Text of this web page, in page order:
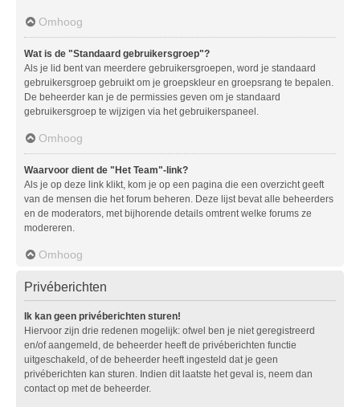
Omhoog
Wat is de "Standaard gebruikersgroep"?
Als je lid bent van meerdere gebruikersgroepen, word je standaard
gebruikersgroep gebruikt om je groepskleur en groepsrang te bepalen.
De beheerder kan je de permissies geven om je standaard
gebruikersgroep te wijzigen via het gebruikerspaneel.
Omhoog
Waarvoor dient de "Het Team"-link?
Als je op deze link klikt, kom je op een pagina die een overzicht geeft
van de mensen die het forum beheren. Deze lijst bevat alle beheerders
en de moderators, met bijhorende details omtrent welke forums ze
modereren.
Omhoog
Privéberichten
Ik kan geen privéberichten sturen!
Hiervoor zijn drie redenen mogelijk: ofwel ben je niet geregistreerd
en/of aangemeld, de beheerder heeft de privéberichten functie
uitgeschakeld, of de beheerder heeft ingesteld dat je geen
privéberichten kan sturen. Indien dit laatste het geval is, neem dan
contact op met de beheerder.